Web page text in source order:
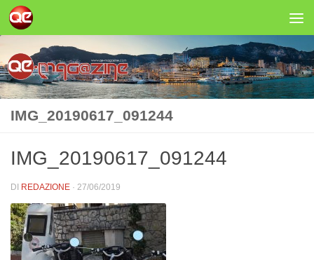
Salta al contenuto
IMG_20190617_091244
IMG_20190617_091244
DI REDAZIONE · 27/06/2019